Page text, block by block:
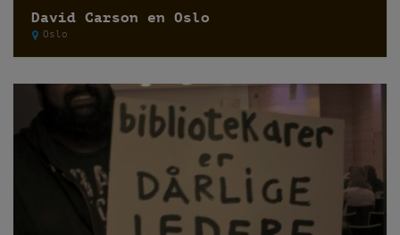
David Carson en Oslo
Oslo